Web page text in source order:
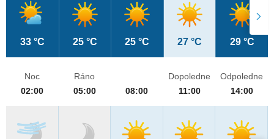
33 °C 25 °C 25 °C 27 °C 29 °C
Noc
02:00
Ráno
05:00
08:00
Dopoledne
11:00
Odpoledne
14:00